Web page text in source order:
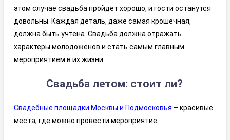
этом случае свадьба пройдет хорошо, и гости останутся
довольны. Каждая деталь, даже самая крошечная,
должна быть учтена. Свадьба должна отражать
характеры молодоженов и стать самым главным
мероприятием в их жизни.
Свадьба летом: стоит ли?
Свадебные площадки Москвы и Подмосковья – красивые
места, где можно провести мероприятие.